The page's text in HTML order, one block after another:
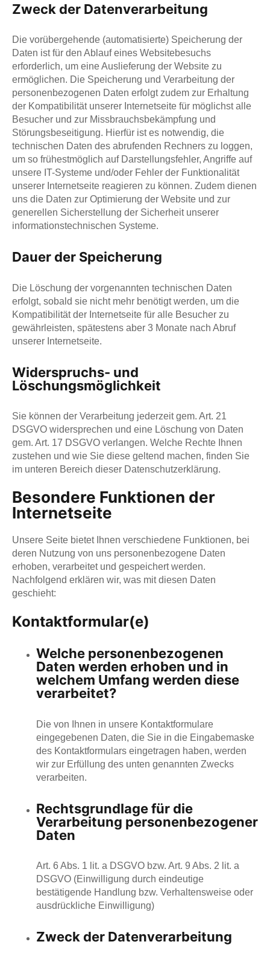
Zweck der Datenverarbeitung
Die vorübergehende (automatisierte) Speicherung der
Daten ist für den Ablauf eines Websitebesuchs
erforderlich, um eine Auslieferung der Website zu
ermöglichen. Die Speicherung und Verarbeitung der
personenbezogenen Daten erfolgt zudem zur Erhaltung
der Kompatibilität unserer Internetseite für möglichst alle
Besucher und zur Missbrauchsbekämpfung und
Störungsbeseitigung. Hierfür ist es notwendig, die
technischen Daten des abrufenden Rechners zu loggen,
um so frühestmöglich auf Darstellungsfehler, Angriffe auf
unsere IT-Systeme und/oder Fehler der Funktionalität
unserer Internetseite reagieren zu können. Zudem dienen
uns die Daten zur Optimierung der Website und zur
generellen Sicherstellung der Sicherheit unserer
informationstechnischen Systeme.
Dauer der Speicherung
Die Löschung der vorgenannten technischen Daten
erfolgt, sobald sie nicht mehr benötigt werden, um die
Kompatibilität der Internetseite für alle Besucher zu
gewährleisten, spätestens aber 3 Monate nach Abruf
unserer Internetseite.
Widerspruchs- und
Löschungsmöglichkeit
Sie können der Verarbeitung jederzeit gem. Art. 21
DSGVO widersprechen und eine Löschung von Daten
gem. Art. 17 DSGVO verlangen. Welche Rechte Ihnen
zustehen und wie Sie diese geltend machen, finden Sie
im unteren Bereich dieser Datenschutzerklärung.
Besondere Funktionen der
Internetseite
Unsere Seite bietet Ihnen verschiedene Funktionen, bei
deren Nutzung von uns personenbezogene Daten
erhoben, verarbeitet und gespeichert werden.
Nachfolgend erklären wir, was mit diesen Daten
geschieht:
Kontaktformular(e)
Welche personenbezogenen
Daten werden erhoben und in
welchem Umfang werden diese
verarbeitet?
Die von Ihnen in unsere Kontaktformulare
eingegebenen Daten, die Sie in die Eingabemaske
des Kontaktformulars eingetragen haben, werden
wir zur Erfüllung des unten genannten Zwecks
verarbeiten.
Rechtsgrundlage für die
Verarbeitung personenbezogener
Daten
Art. 6 Abs. 1 lit. a DSGVO bzw. Art. 9 Abs. 2 lit. a
DSGVO (Einwilligung durch eindeutige
bestätigende Handlung bzw. Verhaltensweise oder
ausdrückliche Einwilligung)
Zweck der Datenverarbeitung